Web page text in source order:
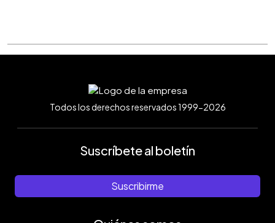
Todos los derechos reservados 1999-2026
Suscríbete al boletín
Suscribirme